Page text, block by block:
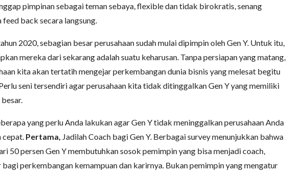
pimpinan sebagai teman sebaya, flexible dan tidak birokratis, senang
feed back secara langsung.
2020, sebagian besar perusahaan sudah mulai dipimpin oleh Gen Y. Untuk itu,
mereka dari sekarang adalah suatu keharusan. Tanpa persiapan yang matang,
kita akan tertatih mengejar perkembangan dunia bisnis yang melesat begitu
seni tersendiri agar perusahaan kita tidak ditinggalkan Gen Y yang memiliki
yang perlu Anda lakukan agar Gen Y tidak meninggalkan perusahaan Anda
cepat. Pertama, Jadilah Coach bagi Gen Y. Berbagai survey menunjukkan bahwa
50 persen Gen Y membutuhkan sosok pemimpin yang bisa menjadi coach,
perkembangan kemampuan dan karirnya. Bukan pemimpin yang mengatur